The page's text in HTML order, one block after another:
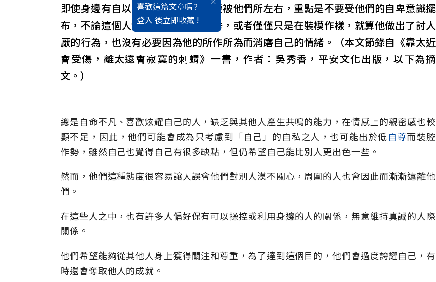
喜歡這篇文章嗎 ?
登入 後立即收藏 !
即使身邊有自以為是的人，也沒必要被他們所左右，重點是不要受他們的自卑意識擺
布，不論這個人實際上是真的很優秀，或者僅僅只是在裝模作樣，就算他做出了討人
厭的行為，也沒有必要因為他的所作所為而消磨自己的情緒。（本文節錄自《靠太近
會受傷，離太遠會寂寞的刺蝟》一書，作者：吳秀香，平安文化出版，以下為摘
文。）
總是自命不凡、喜歡炫耀自己的人，缺乏與其他人產生共鳴的能力，在情感上的親密感也較
顯不足，因此，他們可能會成為只考慮到「自己」的自私之人，也可能出於低自尊而裝腔
作勢，雖然自己也覺得自己有很多缺點，但仍希望自己能比別人更出色一些。
然而，他們這種態度很容易讓人誤會他們對別人漠不關心，周圍的人也會因此而漸漸遠離他
們。
在這些人之中，也有許多人偏好保有可以操控或利用身邊的人的關係，無意維持真誠的人際
關係。
他們希望能夠從其他人身上獲得關注和尊重，為了達到這個目的，他們會過度誇耀自己，有
時還會奪取他人的成就。